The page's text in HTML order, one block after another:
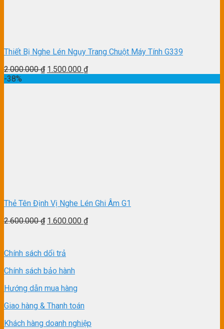
Thiết Bị Nghe Lén Ngụy Trang Chuột Máy Tính G339
2.000.000₫ 1.500.000 ₫
-38%
Thẻ Tên Định Vị Nghe Lén Ghi Âm G1
2.600.000₫ 1.600.000 ₫
Chính sách dổi trả
Chính sách bảo hành
Hướng dẫn mua hàng
Giao hàng & Thanh toán
Khách hàng doanh nghiệp